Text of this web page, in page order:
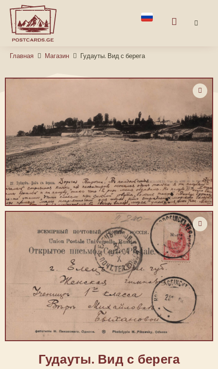
Главная Магазин Гудауты. Вид с берега
Гудауты. Вид с берега